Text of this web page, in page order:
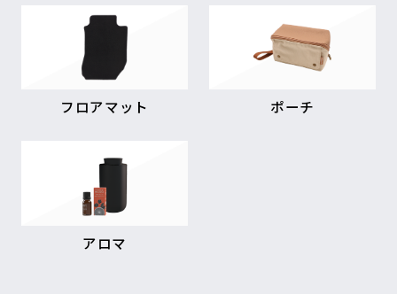
フロアマット ポーチ
アロマ